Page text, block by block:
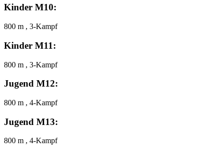
Kinder M10:
800 m , 3-Kampf
Kinder M11:
800 m , 3-Kampf
Jugend M12:
800 m , 4-Kampf
Jugend M13:
800 m , 4-Kampf